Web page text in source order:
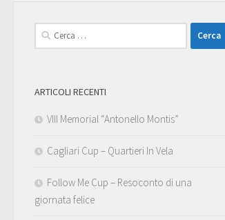
Ricerca
per:
ARTICOLI RECENTI
VIII Memorial “Antonello Montis”
Cagliari Cup – Quartieri In Vela
Follow Me Cup – Resoconto di una
giornata felice